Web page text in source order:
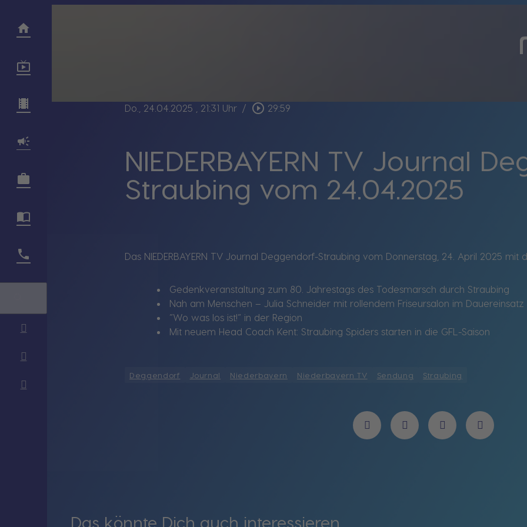
Do., 24.04.2025 , 21:31 Uhr / play_circle_outline 29:59
NIEDERBAYERN TV Journal
Straubing vom 24.04.2025
Das NIEDERBAYERN TV Journal Deggendorf-Straubing vom Donnerstag, 24. April 2025 mit
Gedenkveranstaltung zum 80. Jahrestags des Todesmarsch durch Straubing
Nah am Menschen – Julia Schneider mit rollendem Friseursalon im Dauereinsatz
“Wo was los ist!“ in der Region
Mit neuem Head Coach Kent: Straubing Spiders starten in die GFL-Saison
Deggendorf Journal Niederbayern Niederbayern TV Sendung Straubing
Das könnte Dich auch interessieren